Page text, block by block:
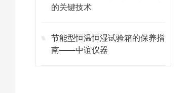
的关键技术
节能型恒温恒湿试验箱的保养指
南——中谊仪器